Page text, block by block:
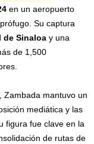
en un aeropuerto
Su captura
de Sinaloa y una
de 1,500
Zambada mantuvo un
mediática y las
figura fue clave en la
de rutas de